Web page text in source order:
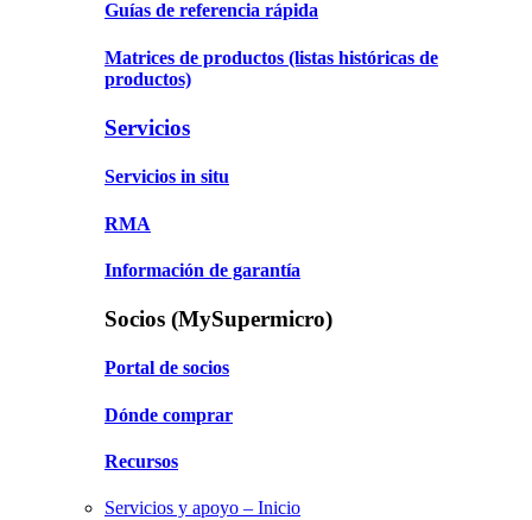
Guías de referencia rápida
Matrices de productos (listas históricas de
productos)
Servicios
Servicios in situ
RMA
Información de garantía
Socios (MySupermicro)
Portal de socios
Dónde comprar
Recursos
Servicios y apoyo – Inicio